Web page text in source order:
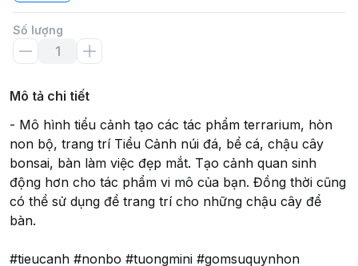
Số lượng
Mô tả chi tiết
- Mô hình tiểu cảnh tạo các tác phẩm terrarium, hòn
non bộ, trang trí Tiểu Cảnh núi đá, bể cá, chậu cây
bonsai, bàn làm việc đẹp mắt. Tạo cảnh quan sinh
động hơn cho tác phẩm vi mô của bạn. Đồng thời cũng
có thể sử dụng để trang trí cho những chậu cây để
bàn.
#tieucanh #nonbo #tuongmini #gomsuquynhon